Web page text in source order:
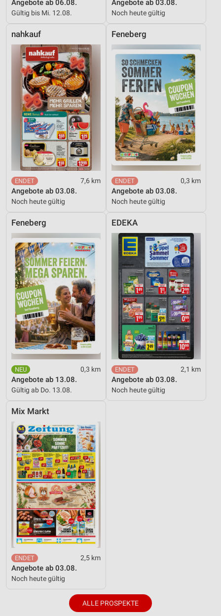
Angebote ab 06.08.
Gültig bis Mi. 12.08.
Angebote ab 03.08.
Noch heute gültig
nahkauf
7,6 km
Angebote ab 03.08.
Noch heute gültig
Feneberg
0,3 km
Angebote ab 03.08.
Noch heute gültig
Feneberg
0,3 km
Angebote ab 13.08.
Gültig ab Do. 13.08.
EDEKA
2,1 km
Angebote ab 03.08.
Noch heute gültig
Mix Markt
2,5 km
Angebote ab 03.08.
Noch heute gültig
ALLE PROSPEKTE